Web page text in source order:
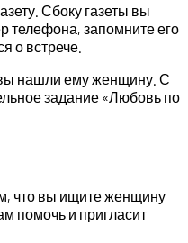
Сбоку газеты вы
телефона, запомните его
о встрече.
нашли ему женщину. С
задание «Любовь по
что вы ищите женщину
помочь и пригласит